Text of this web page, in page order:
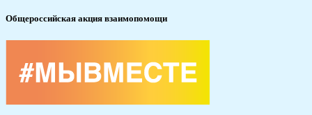
Общероссийская акция взаимопомощи